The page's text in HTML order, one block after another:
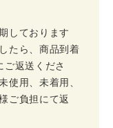
しております
たら、商品到着
返送くださ
使用、未着用、
ご負担にて返